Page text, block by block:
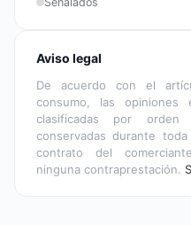
Aviso legal
De acuerdo con el
consumo, las opiniones
clasificadas por orden
conservadas durante
contrato del
ninguna contraprestación.